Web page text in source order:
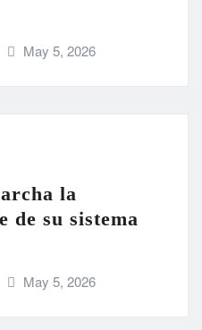
May 5, 2026
la
de su sistema
May 5, 2026